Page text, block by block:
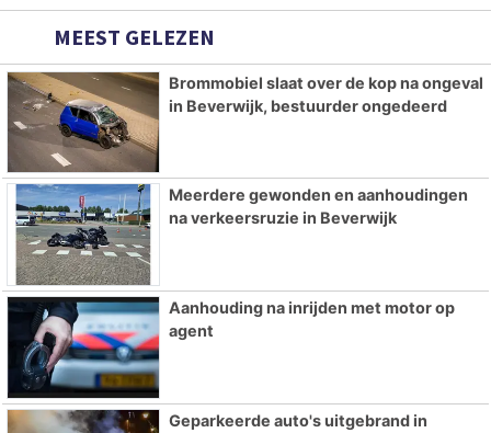
MEEST GELEZEN
Brommobiel slaat over de kop na ongeval
in Beverwijk, bestuurder ongedeerd
Meerdere gewonden en aanhoudingen
na verkeersruzie in Beverwijk
Aanhouding na inrijden met motor op
agent
Geparkeerde auto's uitgebrand in